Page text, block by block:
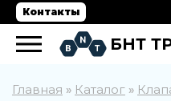
Контакты
БНТ
Главная » Каталог »